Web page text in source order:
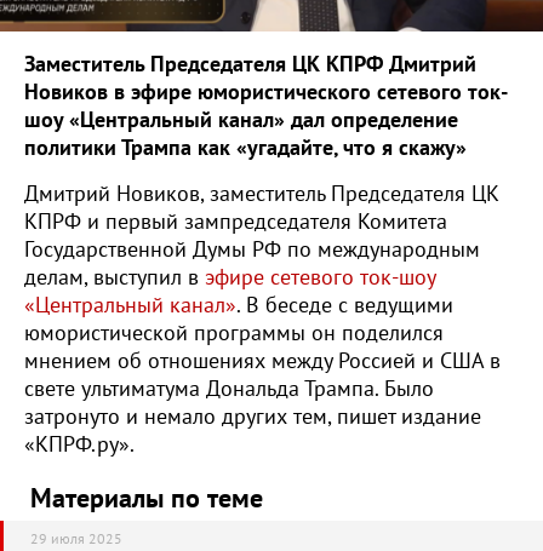
Заместитель Председателя ЦК КПРФ Дмитрий
Новиков в эфире юмористического сетевого ток-
шоу «Центральный канал» дал определение
политики Трампа как «угадайте, что я скажу»
Дмитрий Новиков, заместитель Председателя ЦК
КПРФ и первый зампредседателя Комитета
Государственной Думы РФ по международным
делам, выступил в эфире сетевого ток-шоу
«Центральный канал». В беседе с ведущими
юмористической программы он поделился
мнением об отношениях между Россией и США в
свете ультиматума Дональда Трампа. Было
затронуто и немало других тем, пишет издание
«КПРФ.ру».
Материалы по теме
29 июля 2025